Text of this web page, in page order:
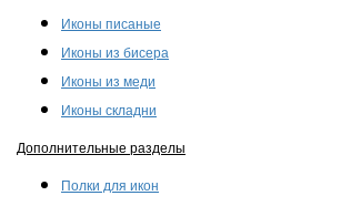
Иконы писаные
Иконы из бисера
Иконы из меди
Иконы складни
Дополнительные разделы
Полки для икон